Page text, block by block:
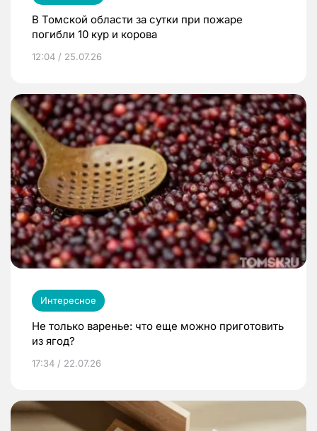
В Томской области за сутки при пожаре
погибли 10 кур и корова
12:04 / 25.07.26
Интересное
Не только варенье: что еще можно приготовить
из ягод?
17:34 / 22.07.26